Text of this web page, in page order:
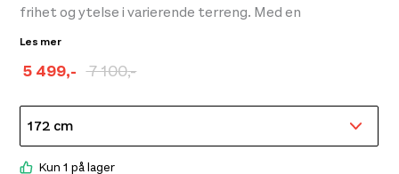
7 100,-
Opprinnelig
pris
var:
kr 7
5 499,-
Nåværende
pris
er:
kr 5
frihet og ytelse i varierende terreng. Med en
midtbredde på 104 mm leverer skien utmerket flyt i
kontroll på hardere underlag. Blaze 104 er ideell for deg
i skianlegget.
Den avanserte
Kun 1 på lager
Les mer